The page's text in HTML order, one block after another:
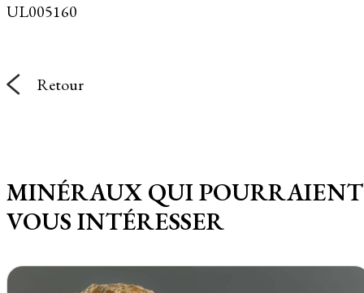
UL005160
Retour
MINÉRAUX QUI POURRAIENT
VOUS INTÉRESSER